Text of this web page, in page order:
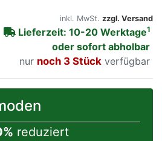
inkl. MwSt. zzgl. Versand
Lieferzeit: 10-20 Werktage1
oder sofort abholbar
nur
noch 3 Stück verfügbar
reduziert